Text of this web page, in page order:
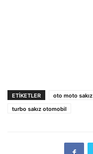
ETIKETLER oto moto sakız
turbo sakız otomobil